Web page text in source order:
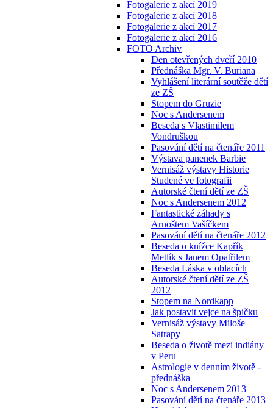
Fotogalerie z akcí 2019
Fotogalerie z akcí 2018
Fotogalerie z akcí 2017
Fotogalerie z akcí 2016
FOTO Archiv
Den otevřených dveří 2010
Přednáška Mgr. V. Buriana
Vyhlášení literární soutěže dětí
ze ZŠ
Stopem do Gruzie
Noc s Andersenem
Beseda s Vlastimilem
Vondruškou
Pasování dětí na čtenáře 2011
Výstava panenek Barbie
Vernisáž výstavy Historie
Studené ve fotografii
Autorské čtení dětí ze ZŠ
Noc s Andersenem 2012
Fantastické záhady s
Arnoštem Vašíčkem
Pasování dětí na čtenáře 2012
Beseda o knížce Kapřík
Metlík s Janem Opatřilem
Beseda Láska v oblacích
Autorské čtení dětí ze ZŠ
2012
Stopem na Nordkapp
Jak postavit vejce na špičku
Vernisáž výstavy Miloše
Satrapy
Beseda o životě mezi indiány
v Peru
Astrologie v denním životě -
přednáška
Noc s Andersenem 2013
Pasování dětí na čtenáře 2013